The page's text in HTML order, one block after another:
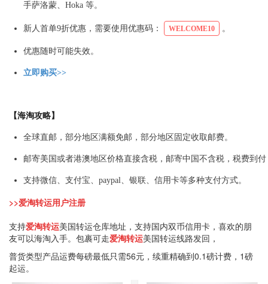
手萨洛蒙、Hoka 等。
新人首单9折优惠，需要使用优惠码： WELCOME10 。
优惠随时可能失效。
立即购买>>
【海淘攻略】
全球直邮，部分地区满额免邮，部分地区固定收取邮费。
邮寄美国或者港澳地区价格直接含税，邮寄中国不含税，税费到付
支持微信、支付宝、paypal、银联、信用卡等多种支付方式。
>>爱淘转运用户注册
支持爱淘转运美国转运仓库地址，支持国内双币信用卡，喜欢的朋
友可以海淘入手。包裹可走爱淘转运美国转运线路发回，
普货类型产品运费每磅最低只需56元，续重精确到0.1磅计费，1磅
起运。